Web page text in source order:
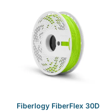
Fiberlogy FiberFlex 30D